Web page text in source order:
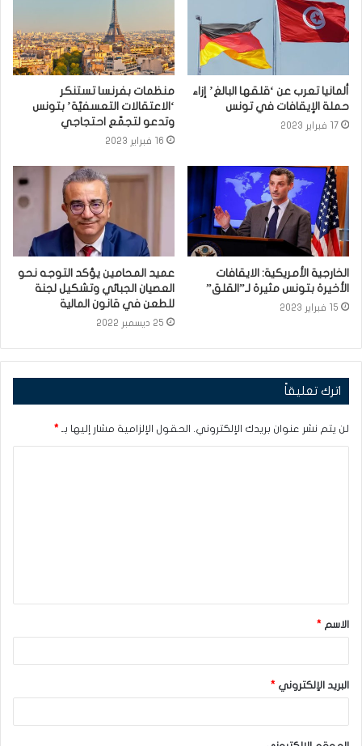
ألمانيا تعرب عن ‘قلقها البالغ’ إزاء
حملة الإيقافات في تونس
17 فبراير 2023
منظمات بفرنسا تستنكر
‘الاعتقالات التعسفيّة’ بتونس
وتدعو لتجمّع احتجاجي
16 فبراير 2023
الخارجية الأمريكية: الايقافات
الأخيرة بتونس مثيرة لـ”القلق”
15 فبراير 2023
عميد المحامين يؤكد التوجه نحو
العصيان الجبائي وتشكيل لجنة
للطعن في قانون المالية
25 ديسمبر 2022
اترك تعليقاً
لن يتم نشر عنوان بريدك الإلكتروني. الحقول الإلزامية مشار إليها بـ *
ق
*
الاسم *
البريد الإلكتروني *